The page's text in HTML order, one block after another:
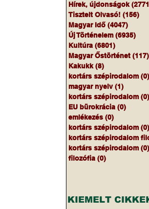
Hírek, újdonságok
Tisztelt Olvasó! (156)
Magyar Idő (4047)
Új Történelem (6935)
Kultúra (6801)
Magyar Őstörténet (117)
Kakukk (8)
kortárs szépirodalom (0)
magyar nyelv (1)
kortárs szépirodalom (0)
EU bürokrácia (0)
emlékezés (0)
kortárs szépirodalom (0)
kortárs szépirodalom
kortárs szépirodalom (0)
filozófia (0)
KIEMELT